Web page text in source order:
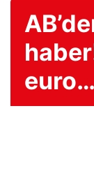
euro…